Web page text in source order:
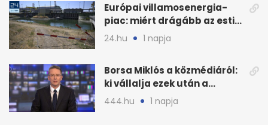
Európai villamosenergia-
piac: miért drágább az esti
áram Magyarországon
24.hu 1 napja
Borsa Miklós a közmédiáról:
ki vállalja ezek után a
munkát?
444.hu 1 napja